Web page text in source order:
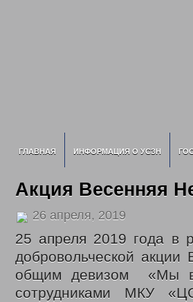
ГЛАВНАЯ ИНФОРМАЦИЯ О УСЗН
Акция Весенняя
26 апреля, 2019
25 апреля 2019 года в
добровольческой
общим девизом «Мы
сотрудниками МКУ